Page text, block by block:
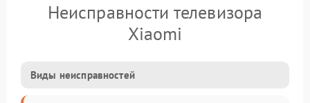
Неисправности телевизора
Xiaomi
Виды неисправностей